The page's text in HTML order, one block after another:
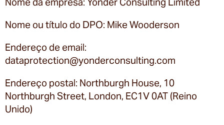
Nome ou título do DPO: Mike Wooderson
Endereço de email:
dataprotection@yonderconsulting.com
Endereço postal: Northburgh House, 10
Northburgh Street, London, EC1V 0AT (Reino
Unido)